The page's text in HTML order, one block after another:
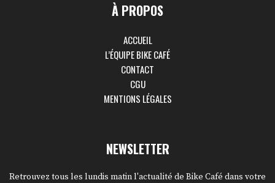
À PROPOS
ACCUEIL
L’ÉQUIPE BIKE CAFÉ
CONTACT
CGU
MENTIONS LÉGALES
NEWSLETTER
Retrouvez tous les lundis matin l'actualité de Bike Café dans votre